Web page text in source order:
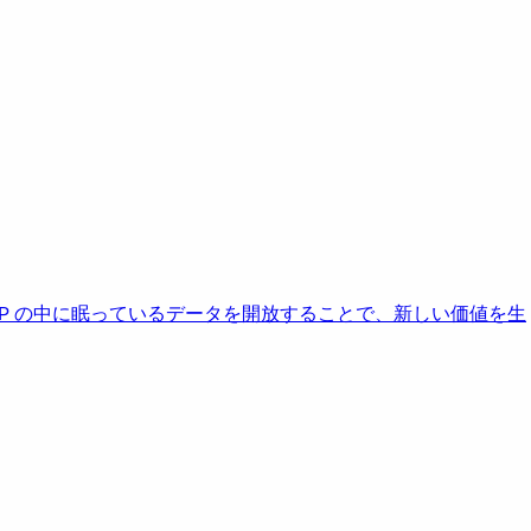
の中に眠っているデータを開放することで、新しい価値を生